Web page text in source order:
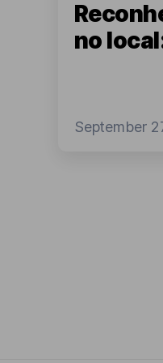
no
September